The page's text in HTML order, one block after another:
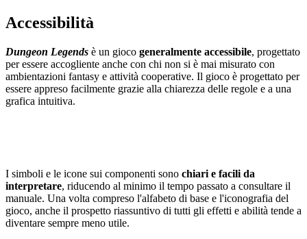
Accessibilità
Dungeon Legends è un gioco generalmente accessibile, progettato
per essere accogliente anche con chi non si è mai misurato con
ambientazioni fantasy e attività cooperative. Il gioco è progettato per
essere appreso facilmente grazie alla chiarezza delle regole e a una
grafica intuitiva.
I simboli e le icone sui componenti sono chiari e facili da
interpretare, riducendo al minimo il tempo passato a consultare il
manuale. Una volta compreso l'alfabeto di base e l'iconografia del
gioco, anche il prospetto riassuntivo di tutti gli effetti e abilità tende a
diventare sempre meno utile.